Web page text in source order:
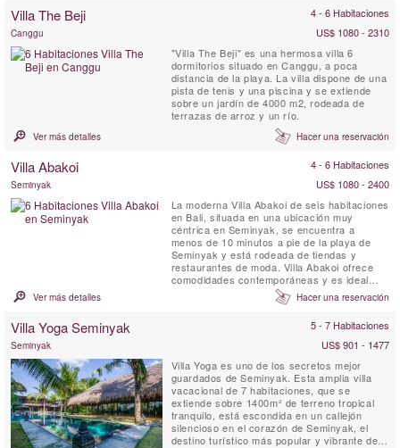
dobles y un gimnasio que se puede convertir
Villa The Beji 4 - 6 Habitaciones
Canggu
US$ 1080 - 2310
"Villa The Beji" es una hermosa villa 6
dormitorios situado en Canggu, a poca
distancia de la playa. La villa dispone de una
pista de tenis y una piscina y se extiende
sobre un jardín de 4000 m2, rodeada de
terrazas de arroz y un río.
Ver más detalles Hacer una reservación
Villa Abakoi 4 - 6 Habitaciones
Seminyak
US$ 1080 - 2400
La moderna Villa Abakoi de seis habitaciones
en Bali, situada en una ubicación muy
céntrica en Seminyak, se encuentra a
menos de 10 minutos a pie de la playa de
Seminyak y está rodeada de tiendas y
restaurantes de moda. Villa Abakoi ofrece
comodidades contemporáneas y es ideal
para que familias o amigos la compartan y
disfruten. Entre sus servicios se incluyen
con aire acondicionado, un dormitorio infantil
Ver más detalles Hacer una reservación
Villa Yoga Seminyak 5 - 7 Habitaciones
Seminyak
US$ 901 - 1477
Villa Yoga es uno de los secretos mejor
guardados de Seminyak. Esta amplia villa
vacacional de 7 habitaciones, que se
extiende sobre 1400m² de terreno tropical
tranquilo, está escondida en un callejón
silencioso en el corazón de Seminyak, el
destino turístico más popular y vibrante de